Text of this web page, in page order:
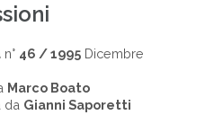
n° 46 / 1995 Dicembre
Marco Boato
da Gianni Saporetti